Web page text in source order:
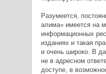
Разумеется,
алима» имеется на
информационных
изданиях и такая
и очень широко. В
не в адресном
доступе, в